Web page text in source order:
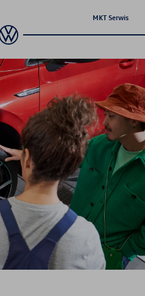
MKT Serwis
filtrem oleju
skrzyni DSG
wraz z wymianą
dla samochodów